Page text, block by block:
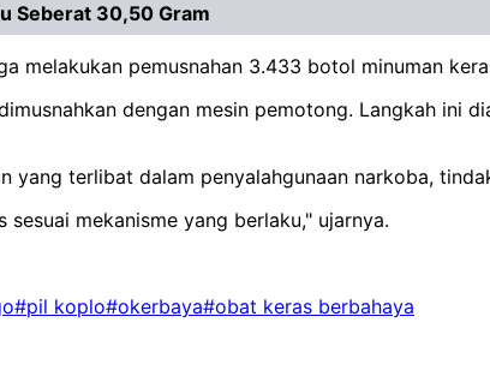
Seberat 30,50 Gram
melakukan pemusnahan 3.433 botol minuman
dengan mesin pemotong. Langkah ini
terlibat dalam penyalahgunaan narkoba,
mekanisme yang berlaku," ujarnya.
#pil koplo#okerbaya#obat keras berbahaya